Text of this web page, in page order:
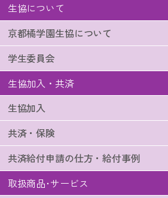
生協について
京都橘学園生協について
学生委員会
生協加入・共済
生協加入
共済・保険
共済給付申請の仕方・給付事例
取扱商品･サービス